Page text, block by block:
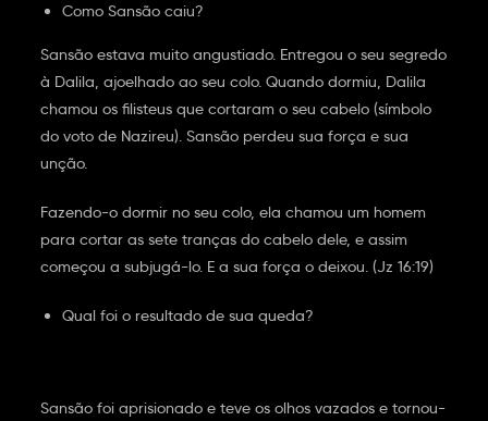
Como Sansão caiu?
Sansão estava muito angustiado. Entregou o seu segredo
à Dalila, ajoelhado ao seu colo. Quando dormiu, Dalila
chamou os filisteus que cortaram o seu cabelo (símbolo
do voto de Nazireu). Sansão perdeu sua força e sua
unção.
Fazendo-o dormir no seu colo, ela chamou um homem
para cortar as sete tranças do cabelo dele, e assim
começou a subjugá-lo. E a sua força o deixou. (Jz 16:19)
Qual foi o resultado de sua queda?
Sansão foi aprisionado e teve os olhos vazados e tornou-